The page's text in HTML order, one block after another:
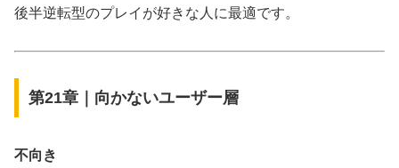
後半逆転型のプレイが好きな人に最適です。
第21章｜向かないユーザー層
不向き